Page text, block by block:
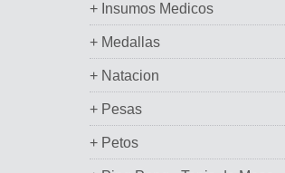
+ Insumos Medicos
+ Medallas
+ Natacion
+ Pesas
+ Petos